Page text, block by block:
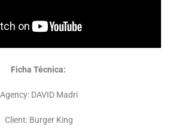
Ficha Técnica:
Agency: DAVID Madri
Client: Burger King